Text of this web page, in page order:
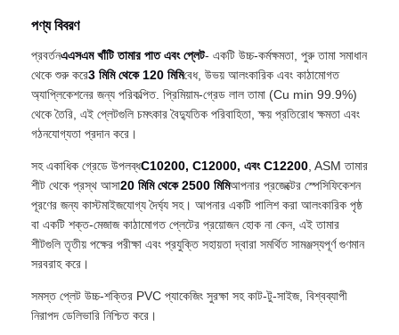
পণ্য বিবরণ
প্রবর্তনএএসএম খাঁটি তামার পাত এবং প্লেট- একটি উচ্চ-কর্মক্ষমতা, পুরু তামা সমাধান
থেকে শুরু করে3 মিমি থেকে 120 মিমিবেধ, উভয় আলংকারিক এবং কাঠামোগত
অ্যাপ্লিকেশনের জন্য পরিকল্পিত. প্রিমিয়াম-গ্রেড লাল তামা (Cu min 99.9%)
থেকে তৈরি, এই প্লেটগুলি চমৎকার বৈদ্যুতিক পরিবাহিতা, ক্ষয় প্রতিরোধ ক্ষমতা এবং
গঠনযোগ্যতা প্রদান করে।
সহ একাধিক গ্রেডে উপলব্ধC10200, C12000, এবং C12200 , ASM তামার
শীট থেকে প্রস্থ আসা20 মিমি থেকে 2500 মিমিআপনার প্রজেক্টের স্পেসিফিকেশন
পূরণের জন্য কাস্টমাইজযোগ্য দৈর্ঘ্য সহ। আপনার একটি পালিশ করা আলংকারিক পৃষ্ঠ
বা একটি শক্ত-মেজাজ কাঠামোগত প্লেটের প্রয়োজন হোক না কেন, এই তামার
শীটগুলি তৃতীয় পক্ষের পরীক্ষা এবং প্রযুক্তি সহায়তা দ্বারা সমর্থিত সামঞ্জস্যপূর্ণ গুণমান
সরবরাহ করে।
সমস্ত প্লেট উচ্চ-শক্তির PVC প্যাকেজিং সুরক্ষা সহ কাট-টু-সাইজ, বিশ্বব্যাপী
নিরাপদ ডেলিভারি নিশ্চিত করে।